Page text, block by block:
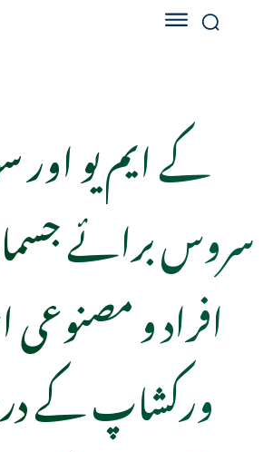
کے ایم یو
سروس برائے
افراد و
ورکشاپ کے